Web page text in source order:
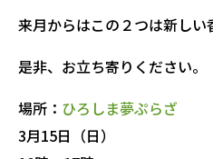
来月からはこの２つは新しい
是非、お立ち寄りください。
場所： ひろしま夢ぷらざ
3月15日（日）